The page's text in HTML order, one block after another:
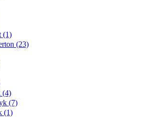
(1)
(23)
(4)
(7)
(1)